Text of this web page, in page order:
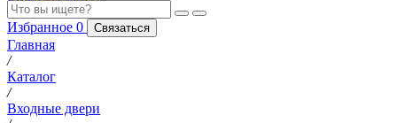
Избранное 0 Связаться
Главная
/
Каталог
/
Входные двери